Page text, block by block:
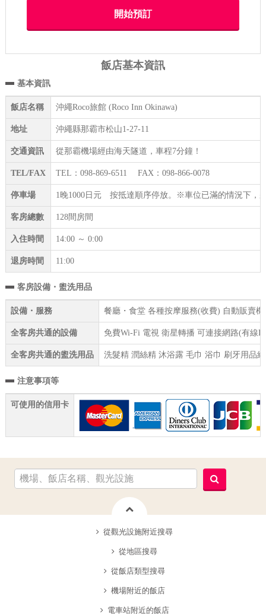
飯店基本資訊
基本資訊
飯店名稱 沖繩Roco旅館 (Roco Inn Okinawa)
地址 沖繩縣那霸市松山1-27-11
交通資訊 從那霸機場經由海天隧道，車程7分鐘！
TEL/FAX TEL：098-869-6511 FAX：098-866-0078
停車場 1晚1000日元 按抵達順序停放。※車位已滿的情況下，
客房總數 128間房間
入住時間 14:00 ～ 0:00
退房時間 11:00
客房設備・盥洗用品
設備・服務 餐廳・食堂 各種按摩服務(收費) 自動販賣
全客房共通的設備 免費Wi-Fi 電視 衛星轉播 可連接網路(有線
全客房共通的盥洗用品 洗髮精 潤絲精 沐浴露 毛巾 浴巾 刷牙用品
注意事項等
可使用的信用卡
從觀光設施附近搜尋
從地區搜尋
從飯店類型搜尋
機場附近的飯店
電車站附近的飯店